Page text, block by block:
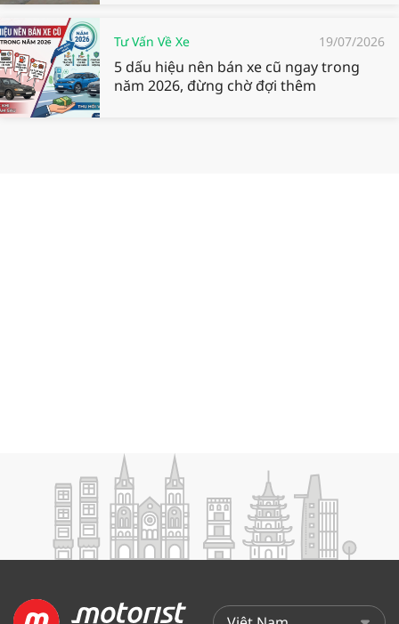
Tư Vấn Về Xe 19/07/2026
5 dấu hiệu nên bán xe cũ ngay trong
năm 2026, đừng chờ đợi thêm